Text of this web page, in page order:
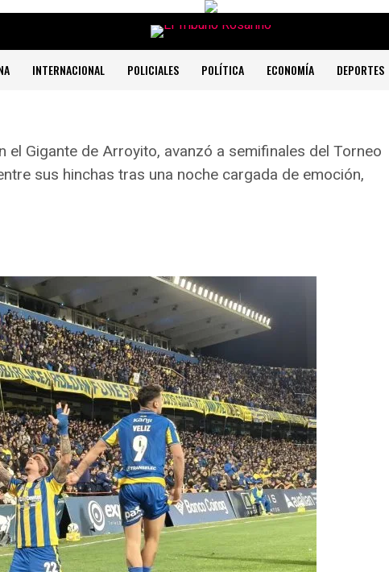
INTERNACIONAL POLICIALES POLÍTICA ECONOMÍA DEPORTES
el Gigante de Arroyito, avanzó a semifinales del Torneo
sus hinchas tras una noche cargada de emoción,